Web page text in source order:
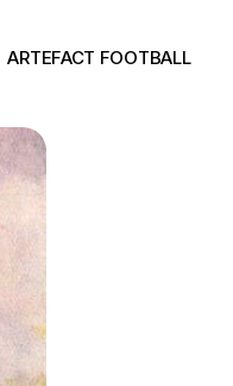
ARTEFACT FOOTBALL